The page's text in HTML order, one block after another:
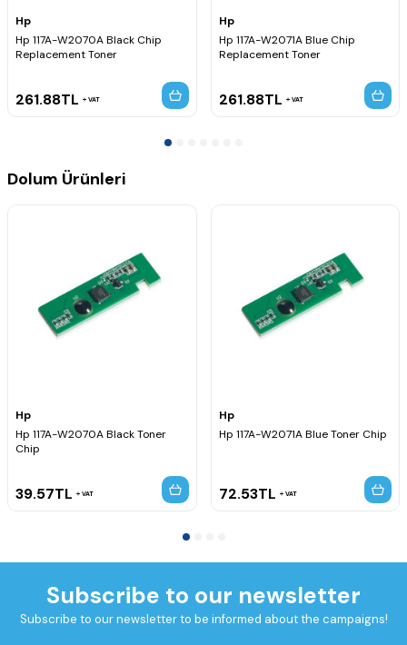
Küçük işletmeler
Renkli belge ve sunum baskıları
Hp
Hp 117A-W2070A Black Chip
Replacement Toner
261.88TL VAT
Hp
Hp 117A-W2071A Blue Chip
Replacement Toner
261.88TL VAT
Dolum Ürünleri
Hp
Hp 117A-W2070A Black Toner
Chip
39.57TL VAT
Hp
Hp 117A-W2071A Blue Toner Chip
72.53TL VAT
Subscribe to our newsletter
Subscribe to our newsletter to be informed about the campaigns!